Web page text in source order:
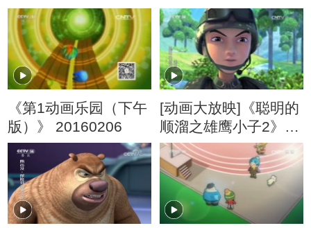
《第1动画乐园（下午
版）》 20160206
[动画大放映]《聪明的
顺溜之雄鹰小子2》
第23集 高参谋乱点兵